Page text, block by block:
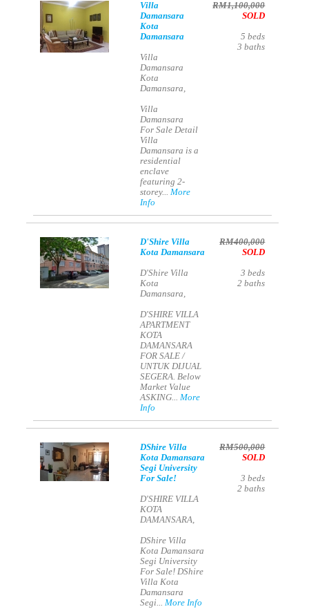
Villa
Damansara
Kota
Damansara
Villa
Damansara
Kota
Damansara,
Villa
Damansara
For Sale Detail
Villa
Damansara is a
residential
enclave
featuring 2-
storey...More
Info
RM1,100,000
SOLD
5 beds
3 baths
D'Shire Villa
Kota Damansara
D'Shire Villa
Kota
Damansara,
D'SHIRE VILLA
APARTMENT
KOTA
DAMANSARA
FOR SALE /
UNTUK DIJUAL
SEGERA. Below
Market Value
ASKING...More
Info
RM400,000
SOLD
3 beds
2 baths
DShire Villa
Kota Damansara
Segi University
For Sale!
D'SHIRE VILLA
KOTA
DAMANSARA,
DShire Villa
Kota Damansara
Segi University
For Sale! DShire
Villa Kota
Damansara
Segi...More Info
RM500,000
SOLD
3 beds
2 baths